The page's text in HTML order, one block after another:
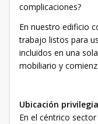
complicaciones?
En nuestro edificio
trabajo listos para
incluidos en una
mobiliario y
Ubicación
En el céntrico sector